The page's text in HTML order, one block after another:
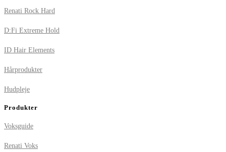
Renati Rock Hard
D:Fi Extreme Hold
ID Hair Elements
Hårprodukter
Hudpleje
Produkter
Voksguide
Renati Voks